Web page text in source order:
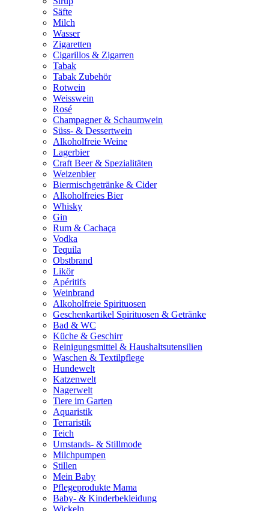
Säfte
Milch
Wasser
Zigaretten
Cigarillos & Zigarren
Tabak
Tabak Zubehör
Rotwein
Weisswein
Rosé
Champagner & Schaumwein
Süss- & Dessertwein
Alkoholfreie Weine
Lagerbier
Craft Beer & Spezialitäten
Weizenbier
Biermischgetränke & Cider
Alkoholfreies Bier
Whisky
Gin
Rum & Cachaça
Vodka
Tequila
Obstbrand
Likör
Apéritifs
Weinbrand
Alkoholfreie Spirituosen
Geschenkartikel Spirituosen & Getränke
Bad & WC
Küche & Geschirr
Reinigungsmittel & Haushaltsutensilien
Waschen & Textilpflege
Hundewelt
Katzenwelt
Nagerwelt
Tiere im Garten
Aquaristik
Terraristik
Teich
Umstands- & Stillmode
Milchpumpen
Stillen
Mein Baby
Pflegeprodukte Mama
Baby- & Kinderbekleidung
Wickeln